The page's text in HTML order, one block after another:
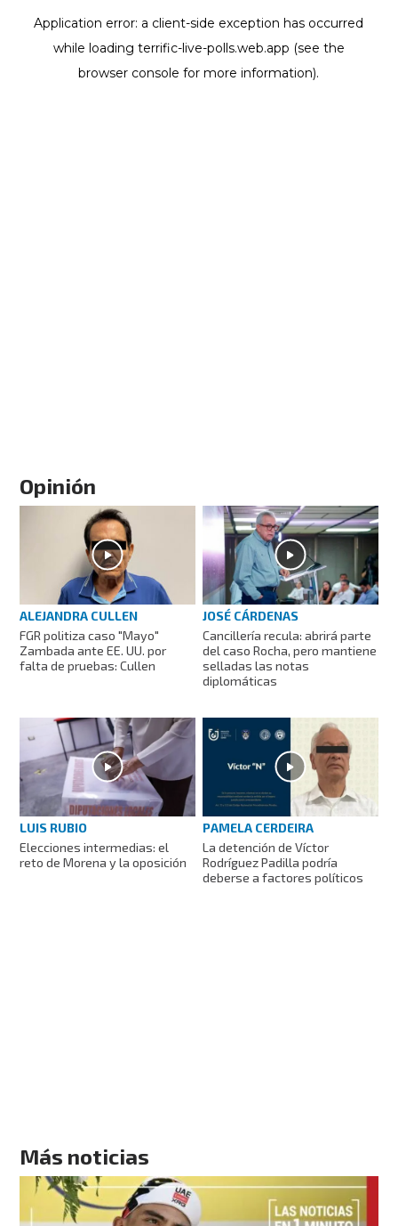
Opinión
ALEJANDRA CULLEN
FGR politiza caso "Mayo"
Zambada ante EE. UU. por
falta de pruebas: Cullen
JOSÉ CÁRDENAS
Cancillería recula: abrirá parte
del caso Rocha, pero mantiene
selladas las notas
diplomáticas
LUIS RUBIO
Elecciones intermedias: el
reto de Morena y la oposición
PAMELA CERDEIRA
La detención de Víctor
Rodríguez Padilla podría
deberse a factores políticos
Más noticias